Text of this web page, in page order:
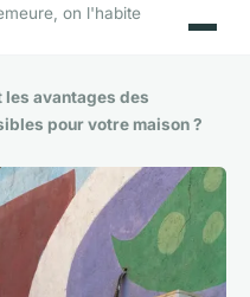
on l'habite
les avantages des
pour votre maison ?